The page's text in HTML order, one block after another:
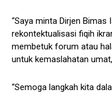
“Saya minta Dirjen
rekontektualisasi fiqih
membetuk forum atau
untuk kemaslahatan
“Semoga langkah kita